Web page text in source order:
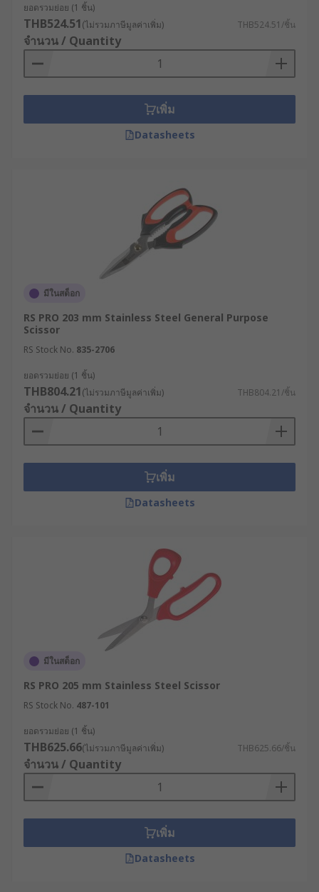
จากการทำงานต่อเนื่องนาน เลือกความคุ้มค่าและ
ความแม่นยำด้วยการสั่งซื้อกรรไกรกับ RS วันนี้ เพื่อให้
เครื่องมือที่ดีที่สุดช่วยขับเคลื่อนงานของคุณ
ปรึกษาผู้เชี่ยวชาญด้านผลิตภัณฑ์ของเราเพื่อเลือก
กรรไกรอุตสาหกรรมหรือกรรไกรอเนกประสงค์ให้
เหมาะสมกับการใช้งานของคุณมากที่สุด
ยอดรวมย่อย (1 ชิ้น)
THB524.51(ไม่รวมภาษีมูลค่าเพิ่ม) THB524.51/ชิ้น
จำนวน / Quantity
เพิ่ม
Datasheets
มีในสต็อก
RS PRO 203 mm Stainless Steel General Purpose
Scissor
RS Stock No. 835-2706
ยอดรวมย่อย (1 ชิ้น)
THB804.21(ไม่รวมภาษีมูลค่าเพิ่ม) THB804.21/ชิ้น
จำนวน / Quantity
เพิ่ม
Datasheets
มีในสต็อก
RS PRO 205 mm Stainless Steel Scissor
RS Stock No. 487-101
ยอดรวมย่อย (1 ชิ้น)
THB625.66(ไม่รวมภาษีมูลค่าเพิ่ม) THB625.66/ชิ้น
จำนวน / Quantity
เพิ่ม
Datasheets